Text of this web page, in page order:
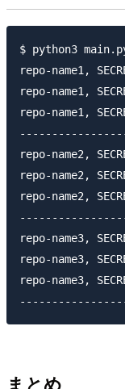
$ python3
repo-name1,
repo-name1,
repo-name1,
repo-name2,
repo-name2,
repo-name2,
repo-name3,
repo-name3,
repo-name3,
まとめ